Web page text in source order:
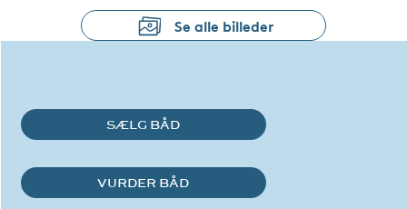
Se alle billeder
SÆLG BÅD
VURDER BÅD